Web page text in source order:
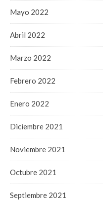
Mayo 2022
Abril 2022
Marzo 2022
Febrero 2022
Enero 2022
Diciembre 2021
Noviembre 2021
Octubre 2021
Septiembre 2021